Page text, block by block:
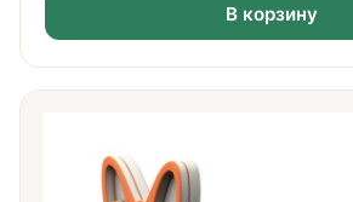
В корзину